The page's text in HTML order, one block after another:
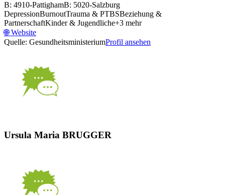
B: 4910-PattighamB: 5020-Salzburg
DepressionBurnoutTrauma & PTBSBeziehung &
PartnerschaftKinder & Jugendliche+3 mehr
🌐Website
Quelle: GesundheitsministeriumProfil ansehen
Ursula Maria BRUGGER